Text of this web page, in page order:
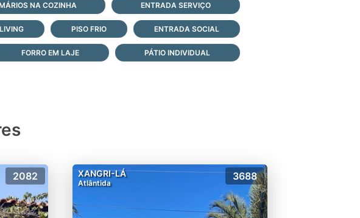
NA COZINHA ENTRADA SERVIÇO
LIVING PISO FRIO ENTRADA SOCIAL
FORRO EM LAJE PÁTIO INDIVIDUAL
2082 XANGRI-LÁ
Atlântida
3688